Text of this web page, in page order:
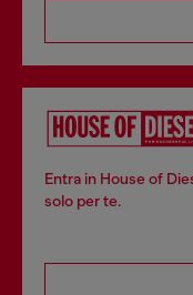
Entra in House of
solo per te.